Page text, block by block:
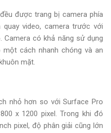
được trang bị camera phía
video, camera trước với
Camera có khả năng sử dụng
một cách nhanh chóng và an
mặt.
nhỏ hơn so với Surface Pro
x 1200 pixel. Trong khi đó
pixel, độ phân giải cũng lớn